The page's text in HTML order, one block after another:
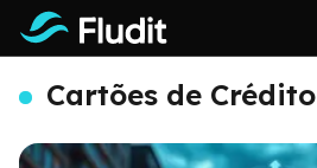
Cartões de Crédito